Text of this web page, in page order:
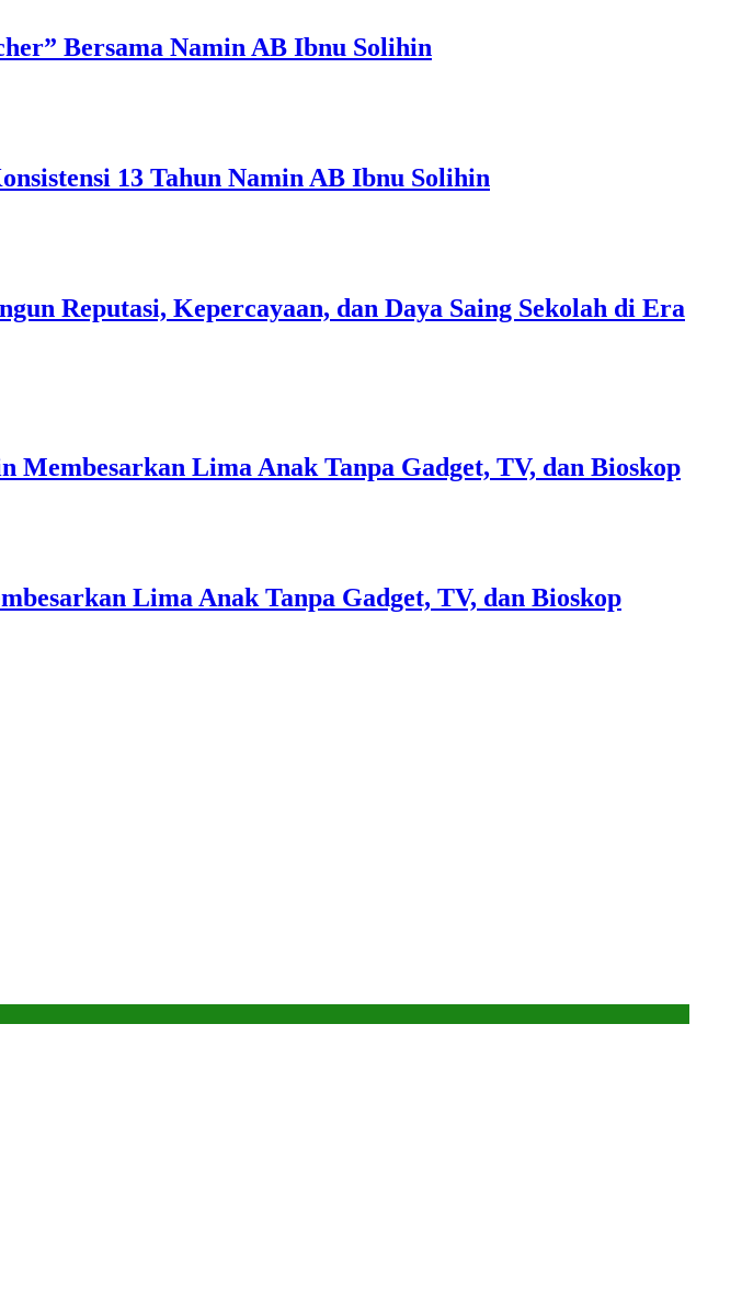
Bersama Namin AB Ibnu Solihin
13 Tahun Namin AB Ibnu Solihin
Reputasi, Kepercayaan, dan Daya Saing Sekolah di Era
Lima Anak Tanpa Gadget, TV, dan Bioskop
Lima Anak Tanpa Gadget, TV, dan Bioskop